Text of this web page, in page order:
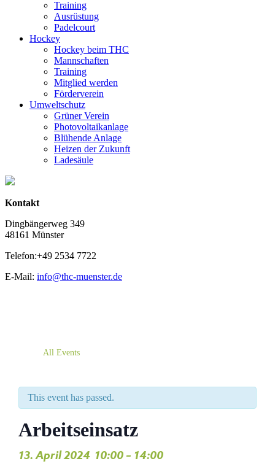
Training
Ausrüstung
Padelcourt
Hockey
Hockey beim THC
Mannschaften
Training
Mitglied werden
Förderverein
Umweltschutz
Grüner Verein
Photovoltaikanlage
Blühende Anlage
Heizen der Zukunft
Ladesäule
Kontakt
Dingbängerweg 349
48161 Münster
Telefon:+49 2534 7722
E-Mail: info@thc-muenster.de
All Events
This event has passed.
Arbeitseinsatz
13. April 2024 10:00– 14:00